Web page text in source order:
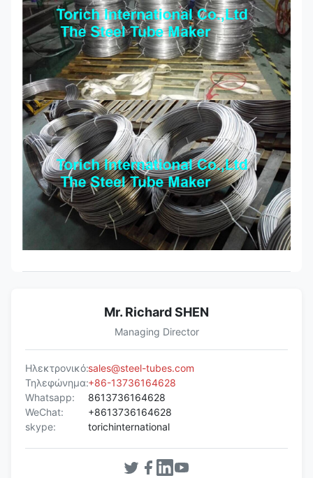
Mr. Richard SHEN
Managing Director
Ηλεκτρονικό:sales@steel-tubes.com
Τηλεφώνημα:+86-13736164628
Whatsapp:
8613736164628
WeChat:
+8613736164628
skype:
torichinternational